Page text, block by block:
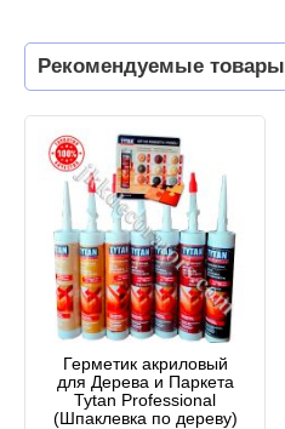
Рекомендуемые товары
Герметик акриловый
для Дерева и Паркета
Tytan Professional
(Шпаклевка по дереву)